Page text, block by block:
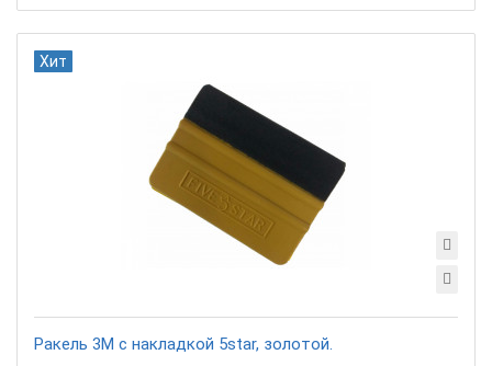
Хит
Ракель 3М с накладкой 5star, золотой.